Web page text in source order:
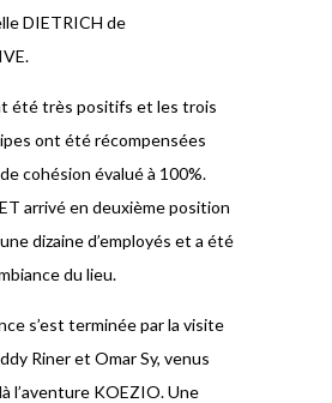
DIETRICH de
été très positifs et les trois
ont été récompensées
cohésion évalué à 100%.
arrivé en deuxième position
dizaine d’employés et a été
du lieu.
s’est terminée par la visite
Riner et Omar Sy, venus
l’aventure KOEZIO. Une